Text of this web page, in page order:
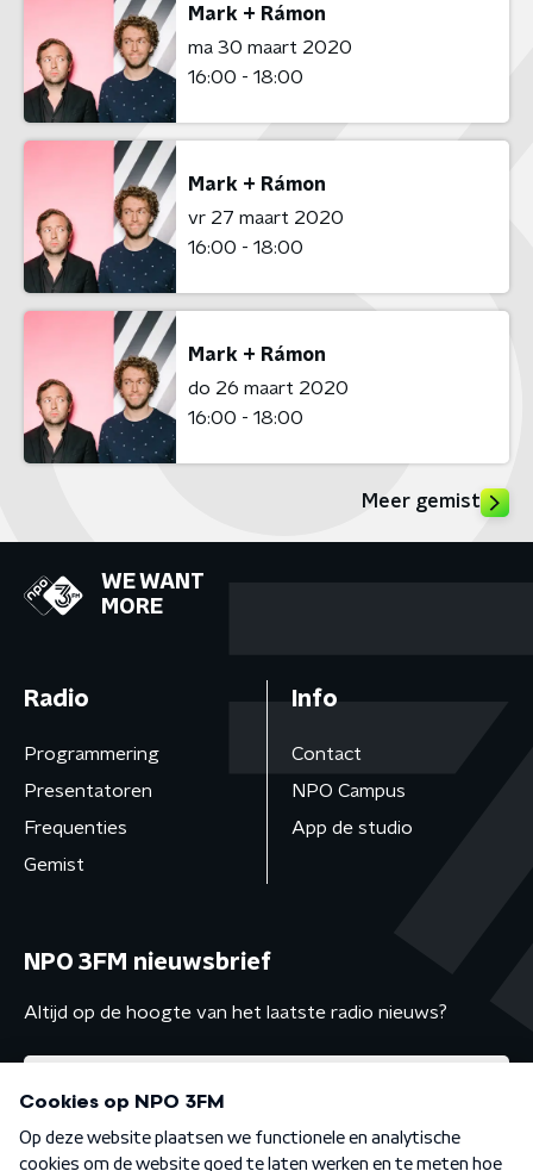
Mark + Rámon
ma 30 maart 2020
16:00 - 18:00
Mark + Rámon
vr 27 maart 2020
16:00 - 18:00
Mark + Rámon
do 26 maart 2020
16:00 - 18:00
Meer gemist
WE WANT
MORE
Radio
Programmering
Presentatoren
Frequenties
Gemist
Info
Contact
NPO Campus
App de studio
NPO 3FM nieuwsbrief
Altijd op de hoogte van het laatste radio nieuws?